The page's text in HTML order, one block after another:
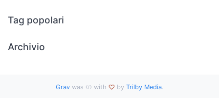
Tag popolari
Archivio
Gravwas with by Trilby Media.